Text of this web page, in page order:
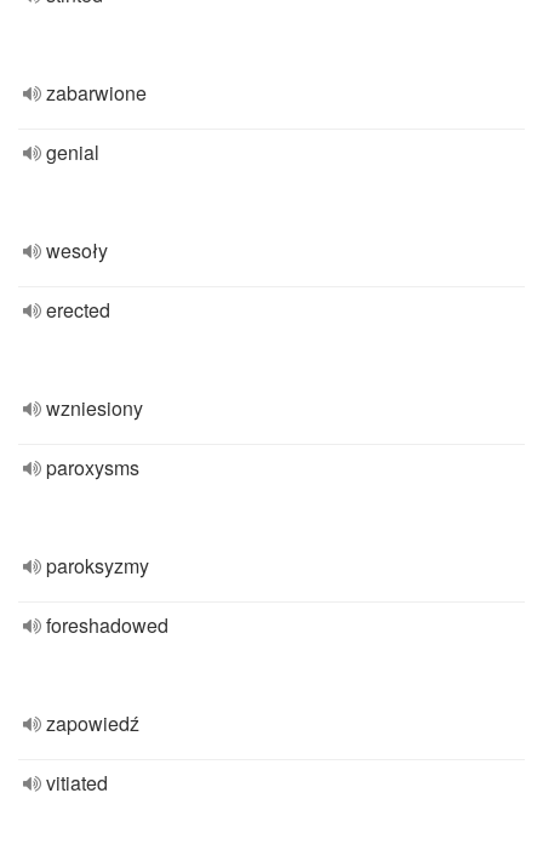
zabarwione
genial
wesoły
erected
wzniesiony
paroxysms
paroksyzmy
foreshadowed
zapowiedź
vitiated